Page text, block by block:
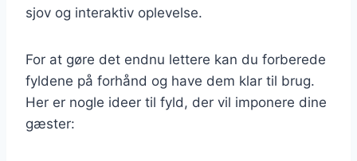
sjov og interaktiv oplevelse.
For at gøre det endnu lettere kan du forberede
fyldene på forhånd og have dem klar til brug.
Her er nogle ideer til fyld, der vil imponere dine
gæster: